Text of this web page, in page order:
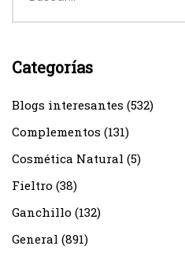
Categorías
Blogs interesantes (532)
Complementos (131)
Cosmética Natural (5)
Fieltro (38)
Ganchillo (132)
General (891)